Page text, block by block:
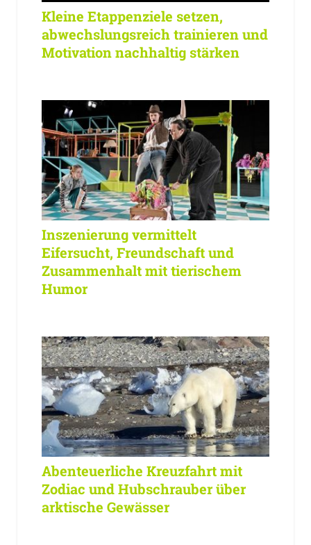
Kleine Etappenziele setzen,
abwechslungsreich trainieren und
Motivation nachhaltig stärken
Inszenierung vermittelt
Eifersucht, Freundschaft und
Zusammenhalt mit tierischem
Humor
Abenteuerliche Kreuzfahrt mit
Zodiac und Hubschrauber über
arktische Gewässer